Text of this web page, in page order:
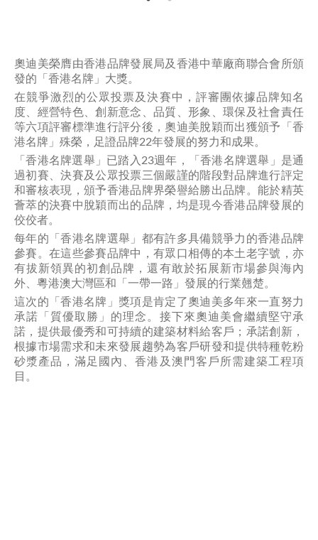
奧迪美榮膺由香港品牌發展局及香港中華廠商聯合會所頒
發的「香港名牌」大獎。
在競爭激烈的公眾投票及決賽中，評審團依據品牌知名
度、經營特色、創新意念、品質、形象、環保及社會責任
等六項評審標準進行評分後，奧迪美脫穎而出獲頒予「香
港名牌」殊榮，足證品牌22年發展的努力和成果。
「香港名牌選舉」已踏入23週年，「香港名牌選舉」是通
過初賽、決賽及公眾投票三個嚴謹的階段對品牌進行評定
和審核表現，頒予香港品牌界榮譽給勝出品牌。能於精英
薈萃的決賽中脫穎而出的品牌，均是現今香港品牌發展的
佼佼者。
每年的「香港名牌選舉」都有許多具備競爭力的香港品牌
參賽。在這些參賽品牌中，有眾口相傳的本土老字號，亦
有拔新領異的初創品牌，還有敢於拓展新市場參與海內
外、粵港澳大灣區和「一帶一路」發展的行業翹楚。
這次的「香港名牌」獎項是肯定了奧迪美多年來一直努力
承諾「質優取勝」的理念。接下來奧迪美會繼續堅守承
諾，提供最優秀和可持續的建築材料給客戶；承諾創新，
根據市場需求和未來發展趨勢為客戶研發和提供特種乾粉
砂漿產品，滿足國內、香港及澳門客戶所需建築工程項
目。